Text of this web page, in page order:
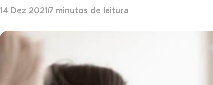
14 Dez 2021 7 minutos de leitura